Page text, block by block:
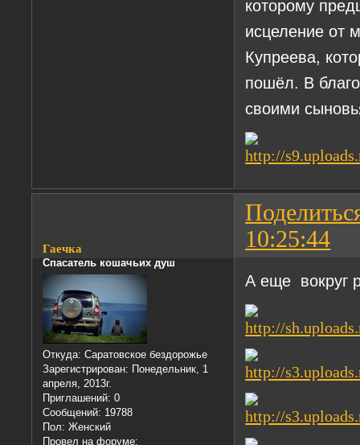
которому
исцеление от
Купреева,
пошёл. В
своими
10:25:44
Гаечка
Спасатель кошачьих душ
Откуда: Саратовское бездорожье
Зарегистрирован: Понедельник, 1
апреля, 2013г.
Приглашений: 0
Сообщений: 19788
Пол: Женский
Провел на форуме:
А еще вокруг